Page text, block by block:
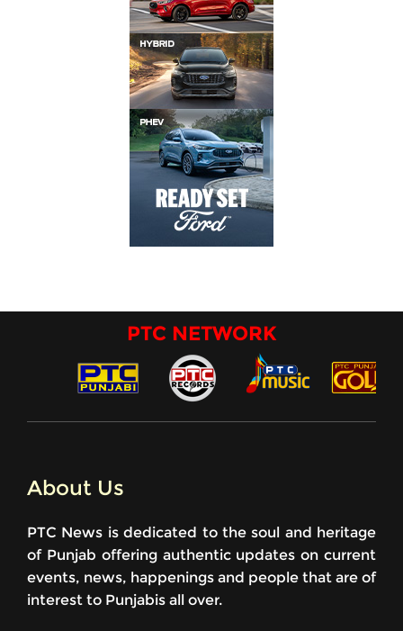
PTC NETWORK
About Us
PTC News is dedicated to the soul and heritage
of Punjab offering authentic updates on current
events, news, happenings and people that are of
interest to Punjabis all over.